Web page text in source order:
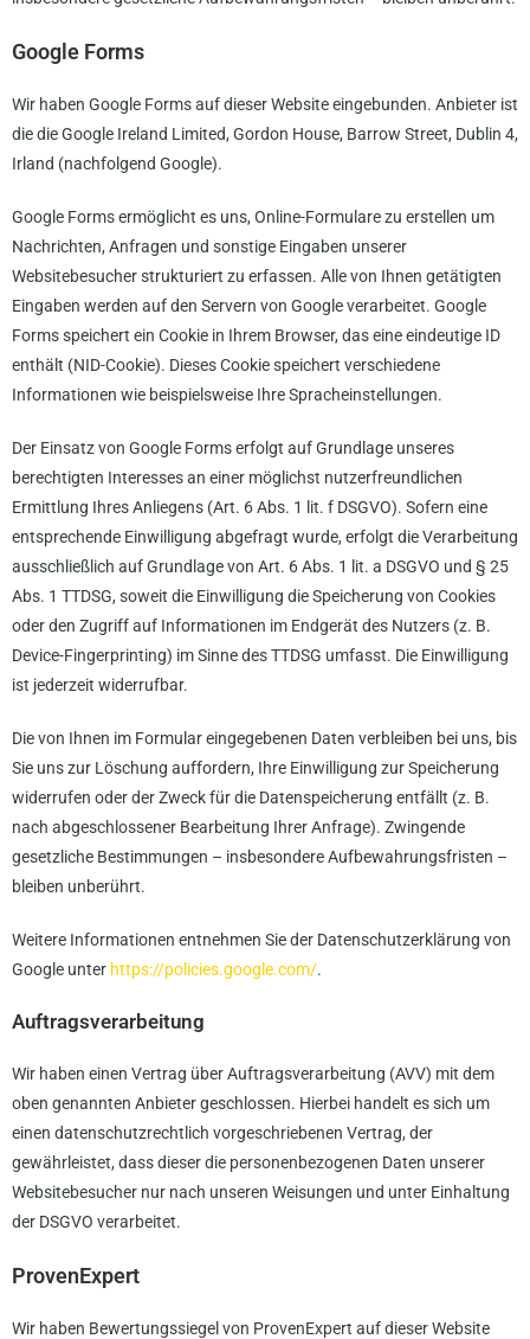
Google Forms
Wir haben Google Forms auf dieser Website eingebunden. Anbieter ist
die die Google Ireland Limited, Gordon House, Barrow Street, Dublin 4,
Irland (nachfolgend Google).
Google Forms ermöglicht es uns, Online-Formulare zu erstellen um
Nachrichten, Anfragen und sonstige Eingaben unserer
Websitebesucher strukturiert zu erfassen. Alle von Ihnen getätigten
Eingaben werden auf den Servern von Google verarbeitet. Google
Forms speichert ein Cookie in Ihrem Browser, das eine eindeutige ID
enthält (NID-Cookie). Dieses Cookie speichert verschiedene
Informationen wie beispielsweise Ihre Spracheinstellungen.
Der Einsatz von Google Forms erfolgt auf Grundlage unseres
berechtigten Interesses an einer möglichst nutzerfreundlichen
Ermittlung Ihres Anliegens (Art. 6 Abs. 1 lit. f DSGVO). Sofern eine
entsprechende Einwilligung abgefragt wurde, erfolgt die Verarbeitung
ausschließlich auf Grundlage von Art. 6 Abs. 1 lit. a DSGVO und § 25
Abs. 1 TTDSG, soweit die Einwilligung die Speicherung von Cookies
oder den Zugriff auf Informationen im Endgerät des Nutzers (z. B.
Device-Fingerprinting) im Sinne des TTDSG umfasst. Die Einwilligung
ist jederzeit widerrufbar.
Die von Ihnen im Formular eingegebenen Daten verbleiben bei uns, bis
Sie uns zur Löschung auffordern, Ihre Einwilligung zur Speicherung
widerrufen oder der Zweck für die Datenspeicherung entfällt (z. B.
nach abgeschlossener Bearbeitung Ihrer Anfrage). Zwingende
gesetzliche Bestimmungen – insbesondere Aufbewahrungsfristen –
bleiben unberührt.
Weitere Informationen entnehmen Sie der Datenschutzerklärung von
Google unter https://policies.google.com/.
Auftragsverarbeitung
Wir haben einen Vertrag über Auftragsverarbeitung (AVV) mit dem
oben genannten Anbieter geschlossen. Hierbei handelt es sich um
einen datenschutzrechtlich vorgeschriebenen Vertrag, der
gewährleistet, dass dieser die personenbezogenen Daten unserer
Websitebesucher nur nach unseren Weisungen und unter Einhaltung
der DSGVO verarbeitet.
ProvenExpert
Wir haben Bewertungssiegel von ProvenExpert auf dieser Website